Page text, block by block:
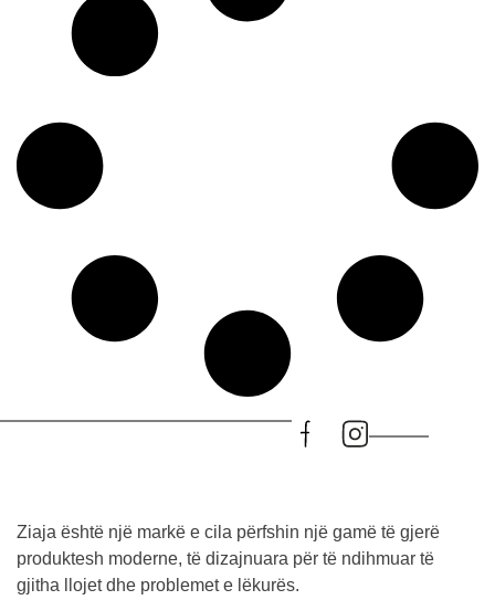
Ziaja është një markë e cila përfshin një gamë të gjerë
produktesh moderne, të dizajnuara për të ndihmuar të
gjitha llojet dhe problemet e lëkurës.